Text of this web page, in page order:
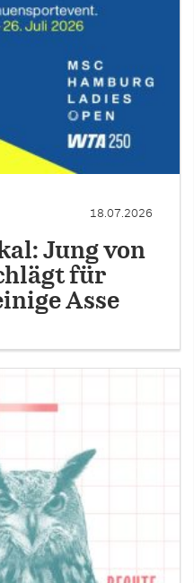
18.07.2026
Jung von
für
Asse